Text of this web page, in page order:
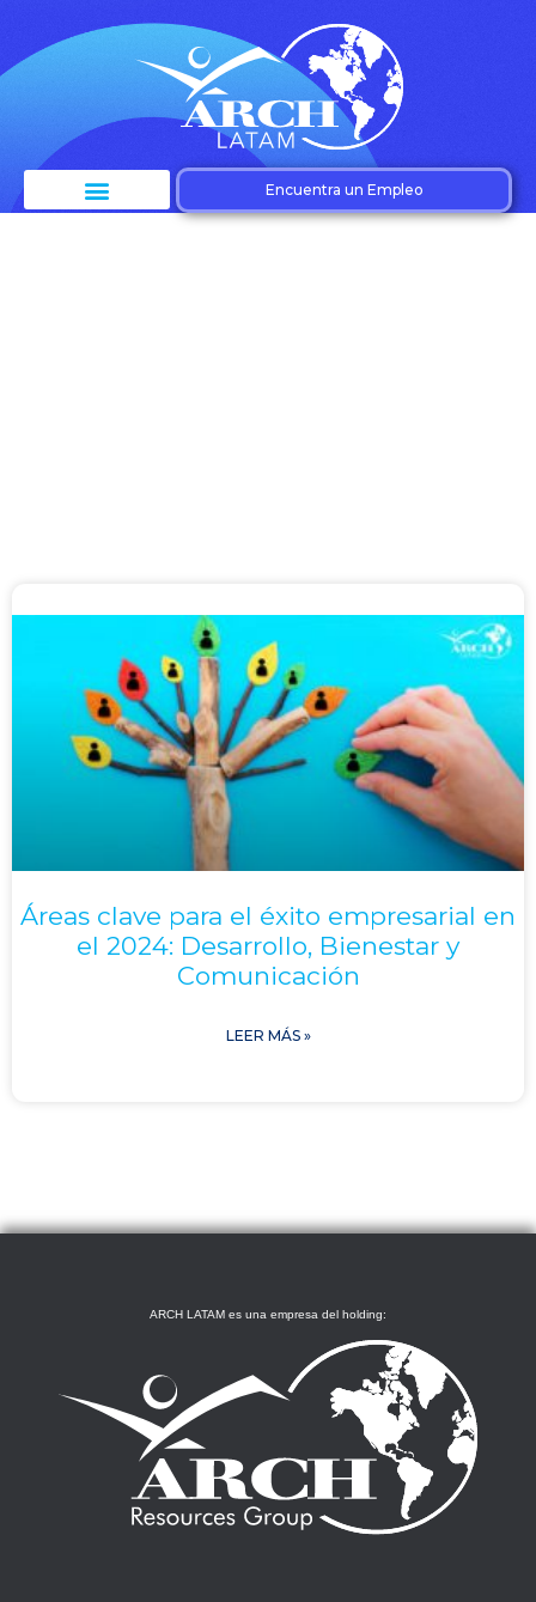
Encuentra un Empleo
Áreas clave para el éxito empresarial en
el 2024: Desarrollo, Bienestar y
Comunicación
LEER MÁS »
ARCH LATAM es una empresa del holding: